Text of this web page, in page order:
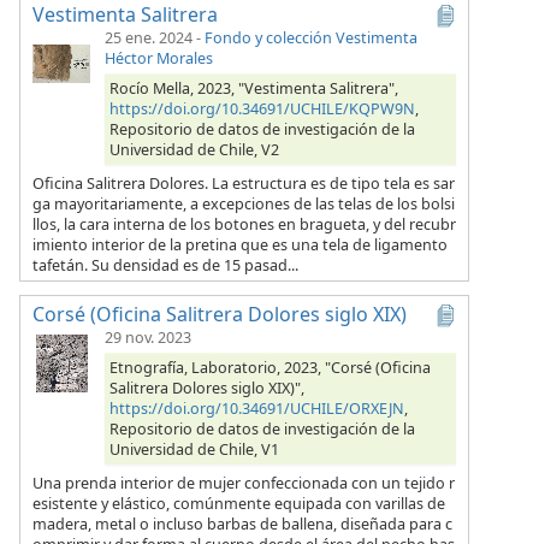
Vestimenta Salitrera
25 ene. 2024- Fondo y colección Vestimenta
Héctor Morales
Rocío Mella, 2023, "Vestimenta Salitrera",
https://doi.org/10.34691/UCHILE/KQPW9N,
Repositorio de datos de investigación de la
Universidad de Chile, V2
Oficina Salitrera Dolores. La estructura es de tipo tela es sar
ga mayoritariamente, a excepciones de las telas de los bolsi
llos, la cara interna de los botones en bragueta, y del recubr
imiento interior de la pretina que es una tela de ligamento
tafetán. Su densidad es de 15 pasad...
Corsé (Oficina Salitrera Dolores siglo XIX)
29 nov. 2023
Etnografía, Laboratorio, 2023, "Corsé (Oficina
Salitrera Dolores siglo XIX)",
https://doi.org/10.34691/UCHILE/ORXEJN,
Repositorio de datos de investigación de la
Universidad de Chile, V1
Una prenda interior de mujer confeccionada con un tejido r
esistente y elástico, comúnmente equipada con varillas de
madera, metal o incluso barbas de ballena, diseñada para c